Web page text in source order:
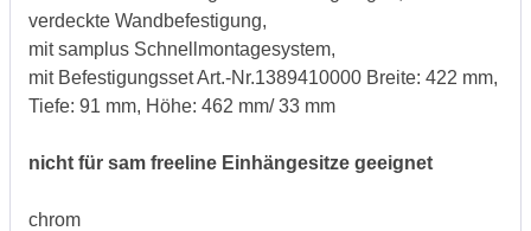
verdeckte Wandbefestigung,
mit samplus Schnellmontagesystem,
mit Befestigungsset Art.-Nr.1389410000 Breite: 422 mm,
Tiefe: 91 mm, Höhe: 462 mm/ 33 mm
nicht für sam freeline Einhängesitze geeignet
chrom